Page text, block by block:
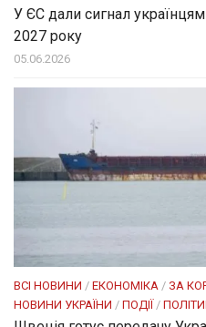
У ЄС дали сигнал українцям
2027 року
05.06.2026
ВСІ НОВИНИ / ЕКОНОМІКА / ЗА
НОВИНИ УКРАЇНИ / ПОДІЇ/